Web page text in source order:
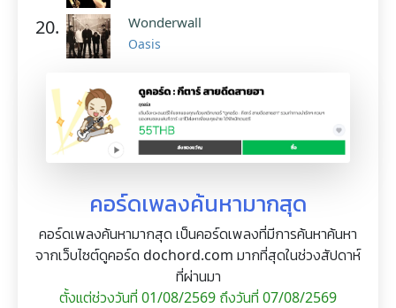
20. Wonderwall
Oasis
คอร์ดเพลงค้นหามากสุด
คอร์ดเพลงค้นหามากสุด เป็นคอร์ดเพลงที่มีการค้นหาค้นหา
จากเว็บไซต์ดูคอร์ด dochord.com มากที่สุดในช่วงสัปดาห์
ที่ผ่านมา
ตั้งแต่ช่วงวันที่ 01/08/2569 ถึงวันที่ 07/08/2569